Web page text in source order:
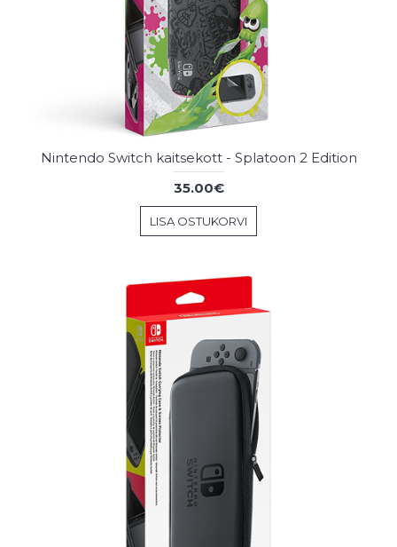
Nintendo Switch kaitsekott - Splatoon 2 Edition
35.00€
LISA OSTUKORVI